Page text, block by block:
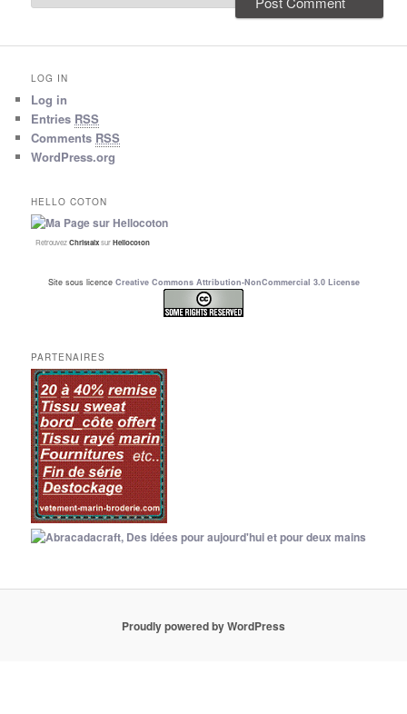
LOG IN
Log in
Entries RSS
Comments RSS
WordPress.org
HELLO COTON
RetrouvezChristalxsurHellocoton
Site sous licence Creative Commons Attribution-NonCommercial 3.0 License
PARTENAIRES
Proudly powered by WordPress